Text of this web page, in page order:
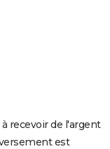
recevoir de l'argent
est